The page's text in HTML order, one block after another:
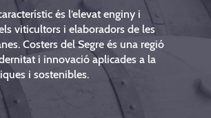
és l’elevat enginy i
viticultors i elaboradors de les
Costers del Segre és una regió
i innovació aplicades a la
i sostenibles.